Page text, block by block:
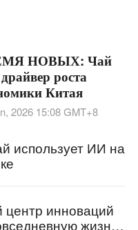
НОВЫХ: Чай
роста
Китая
2026 15:08GMT+8
ИИ на
центр инноваций
жизнь